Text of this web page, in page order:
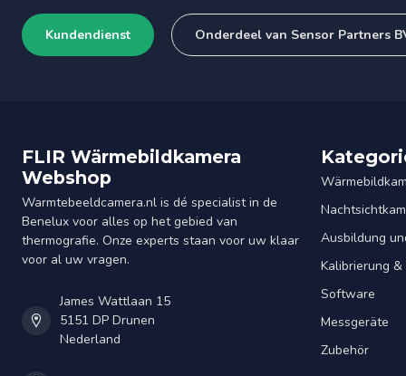
Kundendienst Onderdeel van Sensor Partners
FLIR Wärmebildkamera
Webshop
Warmtebeeldcamera.nl is dé specialist in de
Benelux voor alles op het gebied van
thermografie. Onze experts staan voor uw klaar
voor al uw vragen.
James Wattlaan 15
5151 DP Drunen
Nederland
Ausbildung
Kalibrierung
Software
Messgeräte
Zubehör